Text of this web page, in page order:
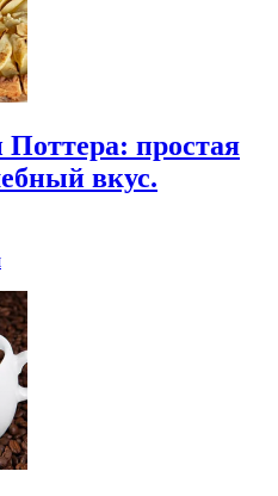
простая
вкус.